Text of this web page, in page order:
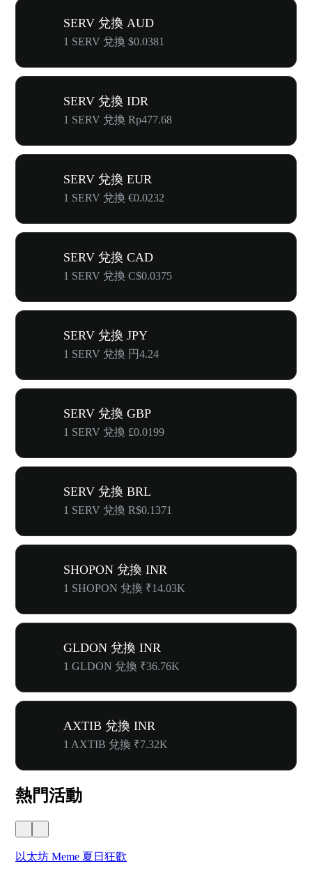
SERV 兌換 AUD
1 SERV 兌換 $0.0381
SERV 兌換 IDR
1 SERV 兌換 Rp477.68
SERV 兌換 EUR
1 SERV 兌換 €0.0232
SERV 兌換 CAD
1 SERV 兌換 C$0.0375
SERV 兌換 JPY
1 SERV 兌換 円4.24
SERV 兌換 GBP
1 SERV 兌換 £0.0199
SERV 兌換 BRL
1 SERV 兌換 R$0.1371
SHOPON 兌換 INR
1 SHOPON 兌換 ₹14.03K
GLDON 兌換 INR
1 GLDON 兌換 ₹36.76K
AXTIB 兌換 INR
1 AXTIB 兌換 ₹7.32K
熱門活動
以太坊 Meme 夏日狂歡